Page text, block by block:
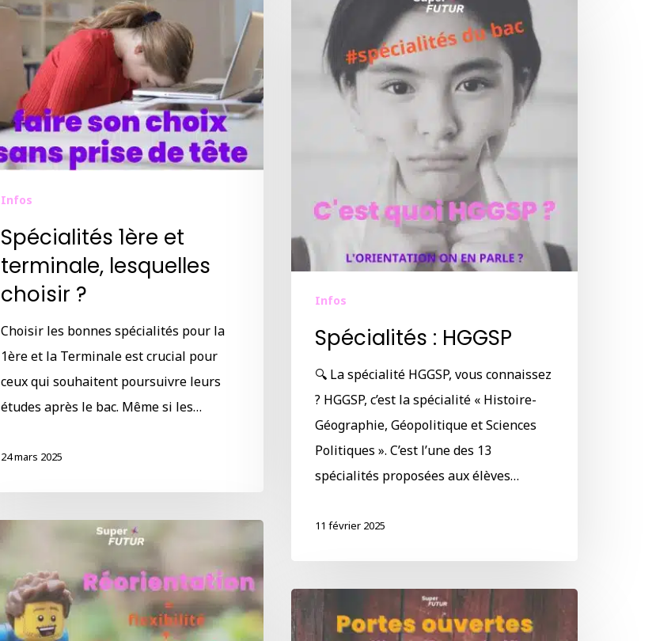
Infos
Spécialités 1ère et
terminale, lesquelles
choisir ?
Choisir les bonnes spécialités pour la
1ère et la Terminale est crucial pour
ceux qui souhaitent poursuivre leurs
études après le bac. Même si les…
24 mars 2025
Infos
Spécialités : HGGSP
🔍 La spécialité HGGSP, vous connaissez
? HGGSP, c’est la spécialité « Histoire-
Géographie, Géopolitique et Sciences
Politiques ». C’est l’une des 13
spécialités proposées aux élèves…
11 février 2025